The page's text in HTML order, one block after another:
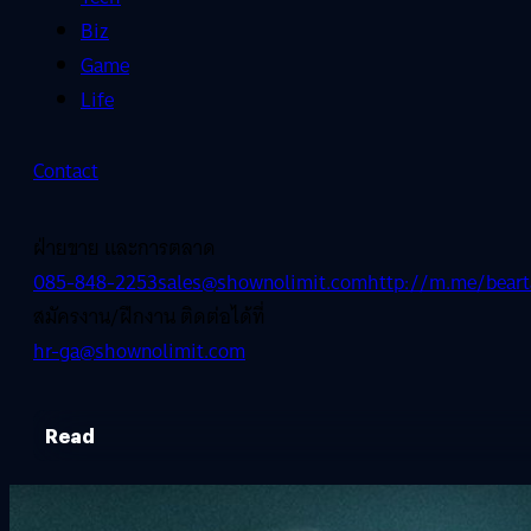
Biz
Game
Life
Contact
ฝ่ายขาย และการตลาด
085-848-2253sales@shownolimit.comhttp://m.me/
สมัครงาน/ฝึกงาน ติดต่อได้ที่
hr-ga@shownolimit.com
Read